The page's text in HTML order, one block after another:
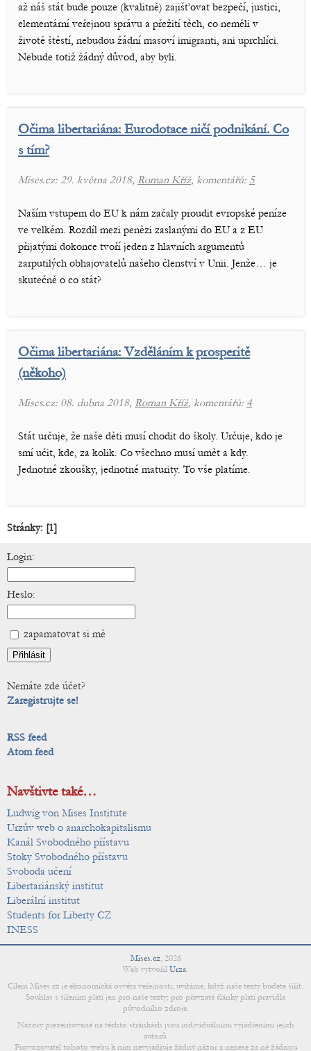
až náš stát bude pouze (kvalitně) zajišťovat bezpečí, justici,
elementární veřejnou správu a přežití těch, co neměli v
životě štěstí, nebudou žádní masoví imigranti, ani uprchlíci.
Nebude totiž žádný důvod, aby byli.
Očima libertariána: Eurodotace ničí podnikání. Co
s tím?
Mises.cz: 29. května 2018, Roman Kříž, komentářů: 5
Naším vstupem do EU k nám začaly proudit evropské peníze
ve velkém. Rozdíl mezi penězi zaslanými do EU a z EU
přijatými dokonce tvoří jeden z hlavních argumentů
zarputilých obhajovatelů našeho členství v Unii. Jenže… je
skutečně o co stát?
Očima libertariána: Vzděláním k prosperitě
(někoho)
Mises.cz: 08. dubna 2018, Roman Kříž, komentářů: 4
Stát určuje, že naše děti musí chodit do školy. Určuje, kdo je
smí učit, kde, za kolik. Co všechno musí umět a kdy.
Jednotné zkoušky, jednotné maturity. To vše platíme.
Stránky: [1]
Login:
Heslo:
zapamatovat si mě
Nemáte zde účet?
Zaregistrujte se!
RSS feed
Atom feed
Navštivte také…
Ludwig von Mises Institute
Urzův web o anarchokapitalismu
Kanál Svobodného přístavu
Stoky Svobodného přístavu
Svoboda učení
Libertariánský institut
Liberální institut
Students for Liberty CZ
INESS
Mises.cz, 2026
Web vytvořil Urza.
Cílem Mises.cz je ekonomická osvěta veřejnosti; uvítáme, když naše texty budete šířit.
Souhlas s šířením platí jen pro naše texty; pro převzaté články platí pravidla
původního zdroje.
Názory prezentované na těchto stránkách jsou individuálními vyjádřeními jejich
autorů.
Provozovatel tohoto webu k nim nevyjadřuje žádný názor a nenese za ně žádnou